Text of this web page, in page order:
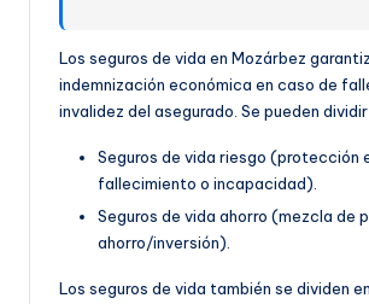
Los seguros de vida en Mozárbez
indemnización económica en caso de
invalidez del asegurado. Se pueden dividir
Seguros de vida riesgo (protección
fallecimiento o incapacidad).
Seguros de vida ahorro (mezcla de
ahorro/inversión).
Los seguros de vida también se dividen